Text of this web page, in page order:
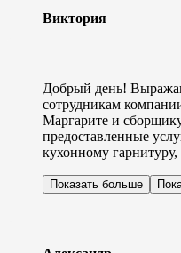
Виктория
Добрый день!
сотрудникам
Маргарите и
предоставленные
кухонному
Показать больше